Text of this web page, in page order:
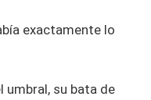
exactamente lo
umbral, su bata de